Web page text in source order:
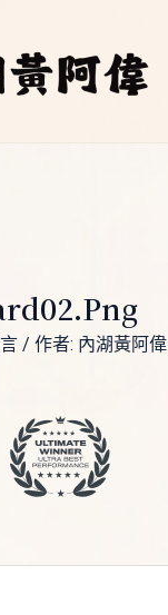
/ 作者: 內湖黃阿偉